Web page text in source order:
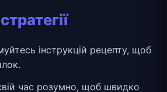
інструкцій рецепту, щоб
час розумно, щоб швидко